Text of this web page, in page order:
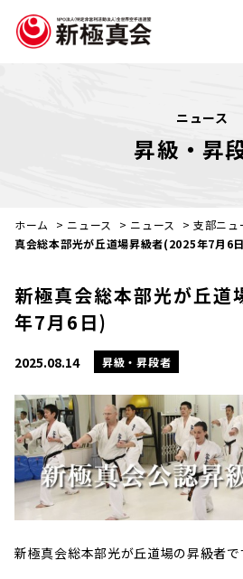
ニュース
昇級・昇
ホーム > ニュース > ニュース >支部ニュ
真会総本部光が丘道場昇級者(2025年7月6
新極真会総本部光が丘
年7月6日)
2025.08.14 昇級・昇段者
新極真会総本部光が丘道場の昇級者で